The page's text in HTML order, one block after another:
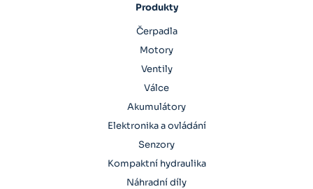
Produkty
Čerpadla
Motory
Ventily
Válce
Akumulátory
Elektronika a ovládání
Senzory
Kompaktní hydraulika
Náhradní díly